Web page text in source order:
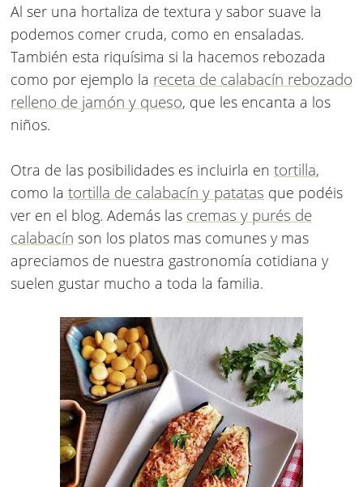
Al ser una hortaliza de textura y sabor suave la
podemos comer cruda, como en ensaladas.
También esta riquísima si la hacemos rebozada
como por ejemplo la receta de calabacín rebozado
relleno de jamón y queso, que les encanta a los
niños.
Otra de las posibilidades es incluirla en tortilla,
como la tortilla de calabacín y patatas que podéis
ver en el blog. Además las cremas y purés de
calabacín son los platos mas comunes y mas
apreciamos de nuestra gastronomía cotidiana y
suelen gustar mucho a toda la familia.